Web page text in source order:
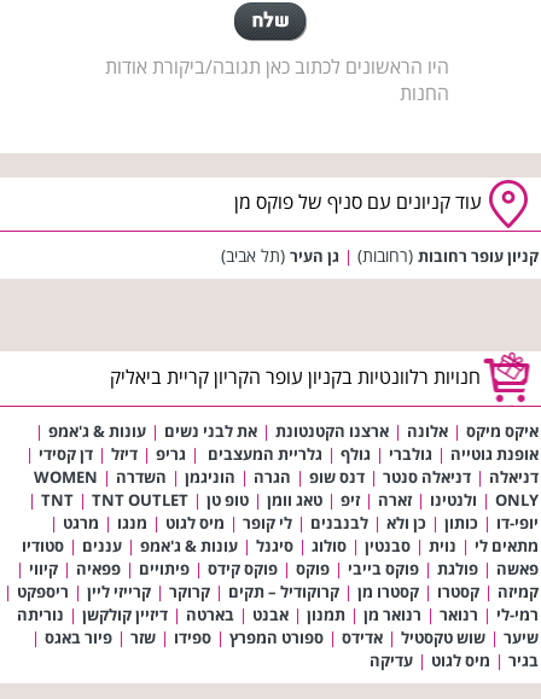
היו הראשונים לכתוב כאן תגובה/ביקורת אודות
החנות
עוד קניונים עם סניף של פוקס מן
קניון עופר רחובות (רחובות) | גן העיר (תל אביב)
חנויות רלוונטיות בקניון עופר הקריון קריית ביאליק
איקס מיקס | אלונה | ארצנו הקטנטונת | את לבני נשים | עונות & ג'אמפ |
אופנת גוטייה | גולברי | גולף | גלריית המעצבים | גריפ | דיזל | דן קסידי |
דניאלה | דניאלה סנטר | דנס שופ | הגרה | הוניגמן | השדרה |
WOMEN
ONLY
| ולנטינו | זארה | זיפ | טאג וומן | טופ טן |
TNT | TNT OUTLET
|
יופי-דו | כותון | כן ולא | לבנבנים | לי קופר | מיס לגוט | מנגו | מרגט |
מתאים לי | נוית | סבנטין | סולוג | סיגנל | עונות & ג'אמפ | עננים | סטודיו
פאשה | פולגת | פוקס בייבי | פוקס | פוקס קידס | פיתויים | פפאיה | קיווי |
קמיזה | קסטרו | קסטרו מן | קרוקודיל – תקים | קרוקר | קרייזי ליין | ריספקט |
רמי-לי | רנואר | רנואר מן | תמנון | אבנט | בארטה | דיזיין קולקשן | נוריתה
שיער | שוש טקסטיל | אדידס | ספורט המפרץ | ספידו | שזר | פיור באגס |
בגיר | מיס לגוט | עדיקה